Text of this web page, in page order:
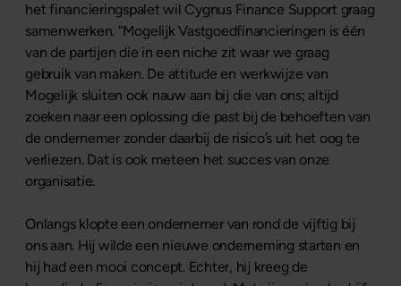
het financieringspalet wil Cygnus Finance Support graag
samenwerken. “Mogelijk Vastgoedfinancieringen is één
van de partijen die in een niche zit waar we graag
gebruik van maken. De attitude en werkwijze van
Mogelijk sluiten ook nauw aan bij die van ons; altijd
zoeken naar een oplossing die past bij de behoeften van
de ondernemer zonder daarbij de risico’s uit het oog te
verliezen. Dat is ook meteen het succes van onze
organisatie.
Onlangs klopte een ondernemer van rond de vijftig bij
ons aan. Hij wilde een nieuwe onderneming starten en
hij had een mooi concept. Echter, hij kreeg de